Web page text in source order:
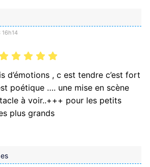
d’émotions , c est tendre c’est fort
poétique …. une mise en scène
à voir..+++ pour les petits
plus grands